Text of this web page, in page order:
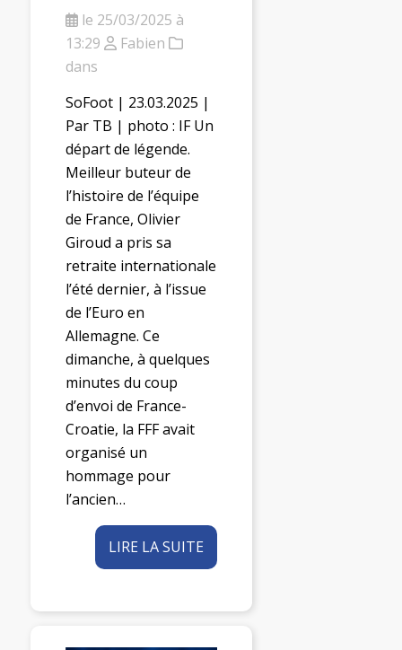
le 25/03/2025 à
13:29
Fabien
dans
SoFoot | 23.03.2025 |
Par TB | photo : IF Un
départ de légende.
Meilleur buteur de
l’histoire de l’équipe
de France, Olivier
Giroud a pris sa
retraite internationale
l’été dernier, à l’issue
de l’Euro en
Allemagne. Ce
dimanche, à quelques
minutes du coup
d’envoi de France-
Croatie, la FFF avait
organisé un
hommage pour
l’ancien…
LIRE LA SUITE